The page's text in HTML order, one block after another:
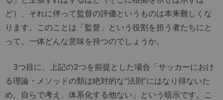
ど）、それに伴って監督の評価というものは本来難しくな
ります。このことは「監督」という役割を担う者たちにと
って、一体どんな意味を持つのでしょうか。
3つ目に、上記の2つを前提とした場合「サッカーにおけ
る理論・メソッドの類は絶対的な“法則”にはなり得ないた
め、自らで考え、体系化する他ない」という暗示です。こ